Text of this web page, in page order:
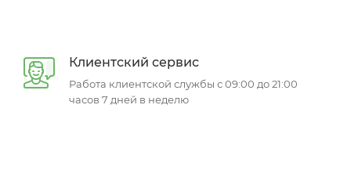
Клиентский сервис
Работа клиентской службы с 09:00 до 21:00
часов 7 дней в неделю